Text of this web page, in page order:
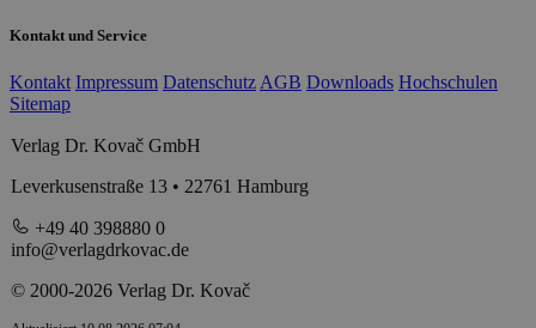
Kontakt und Service
Kontakt Impressum Datenschutz AGB Downloads Hochschulen
Sitemap
Verlag Dr. Kovač GmbH
Leverkusenstraße 13 • 22761 Hamburg
+49 40 398880 0
info@verlagdrkovac.de
© 2000-2026 Verlag Dr. Kovač